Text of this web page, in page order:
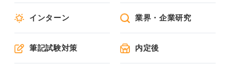
インターン 業界・企業研究
筆記試験対策 内定後